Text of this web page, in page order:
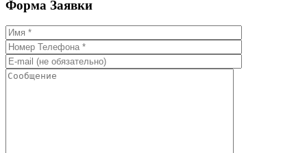
Форма Заявки